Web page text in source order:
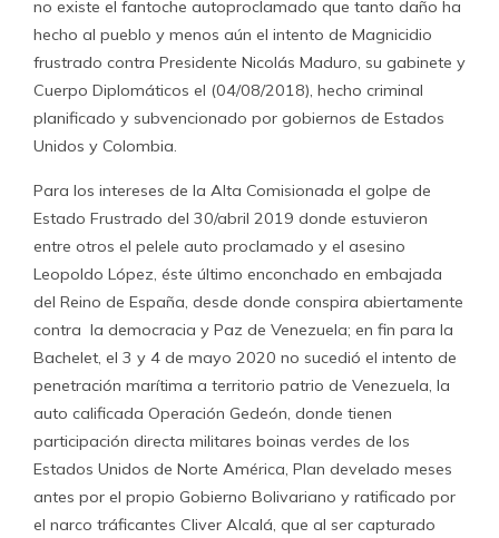
no existe el fantoche autoproclamado que tanto daño ha
hecho al pueblo y menos aún el intento de Magnicidio
frustrado contra Presidente Nicolás Maduro, su gabinete y
Cuerpo Diplomáticos el (04/08/2018), hecho criminal
planificado y subvencionado por gobiernos de Estados
Unidos y Colombia.
Para los intereses de la Alta Comisionada el golpe de
Estado Frustrado del 30/abril 2019 donde estuvieron
entre otros el pelele auto proclamado y el asesino
Leopoldo López, éste último enconchado en embajada
del Reino de España, desde donde conspira abiertamente
contra la democracia y Paz de Venezuela; en fin para la
Bachelet, el 3 y 4 de mayo 2020 no sucedió el intento de
penetración marítima a territorio patrio de Venezuela, la
auto calificada Operación Gedeón, donde tienen
participación directa militares boinas verdes de los
Estados Unidos de Norte América, Plan develado meses
antes por el propio Gobierno Bolivariano y ratificado por
el narco tráficantes Cliver Alcalá, que al ser capturado